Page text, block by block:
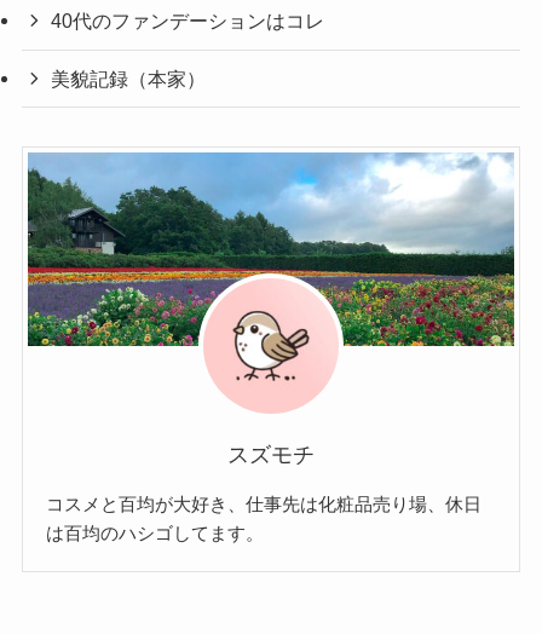
40代のファンデーションはコレ
美貌記録（本家）
スズモチ
コスメと百均が大好き、仕事先は化粧品売り場、休日
は百均のハシゴしてます。